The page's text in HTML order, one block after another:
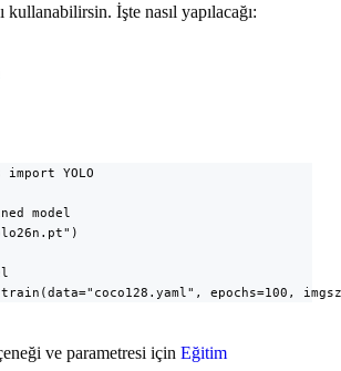
İşte nasıl yapılacağı:
YOLO
model
epochs=100,
ve parametresi için Eğitim